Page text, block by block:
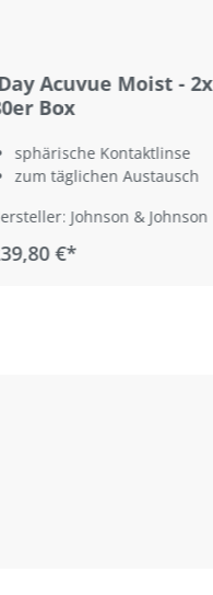
Acuvue Moist - 2x
Box
sphärische Kontaktlinse
zum täglichen Austausch
Johnson & Johnson
€*